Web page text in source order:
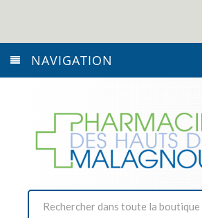
NAVIGATION